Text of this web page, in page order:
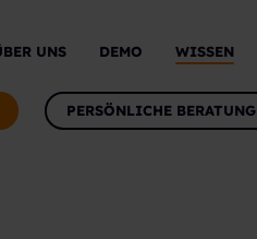
UNS DEMO WISSEN
PERSÖNLICHE BERATUNG